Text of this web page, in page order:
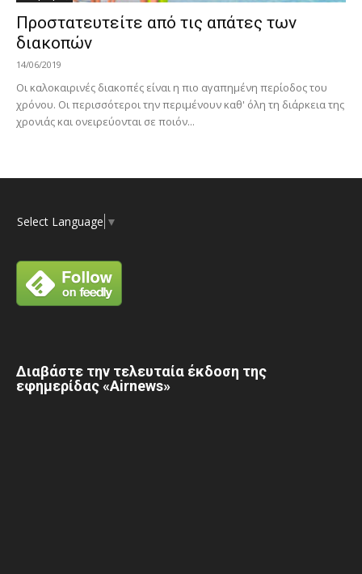
Προστατευτείτε από τις απάτες των
διακοπών
14/06/2019
Οι καλοκαιρινές διακοπές είναι η πιο αγαπημένη περίοδος του
χρόνου. Οι περισσότεροι την περιμένουν καθ' όλη τη διάρκεια της
χρονιάς και ονειρεύονται σε ποιόν...
Select Language ▼
Διαβάστε την τελευταία έκδοση της
εφημερίδας «Airnews»